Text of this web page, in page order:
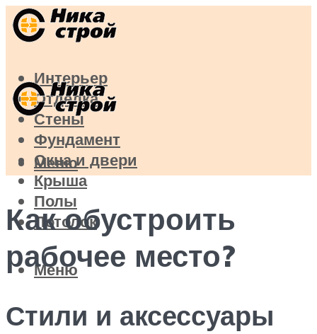
Интерьер
Отделка
Стены
Фундамент
Окна и двери
Крыша
Полы
Потолок
Меню
Меню
Как обустроить
рабочее место?
Стили и аксессуары